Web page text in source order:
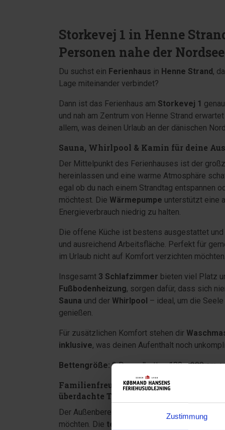
Zustimmung
Storkevej 1 in Henne
Personen nahe der Nordsee
Du suchst ein Ferienhaus in Henne Strand,
Lage miteinander verbindet?
Dann ist das Ferienhaus am Storkevej 1
und nah am Zentrum von Henne Strand
allem, was deinen Urlaub an der dänischen
Sauna, Whirlpool & Kamin für deine
Der Mittelpunkt des Ferienhauses ist der
hereinlassen und eine warme Atmosphäre
egal ob du nach einem Strandtag entspannen
möchtest. Die Wärmepumpe unterstützt eine
Energieverbrauch niedrig zu halten.
Die offene Küche ist bestens ausgestattet
und ausreichend Arbeitsfläche. Perfekt für
im Urlaub nicht auf Komfort verzichten möchten.
Insgesamt 3 Schlafzimmer bieten viel Platz
Fußbodenheizung, sorgen dafür, dass sich
Sauna und der Whirlpool – ideal, um die
genießen.
Für zusätzlichen Komfort stehen dir
inklusive, was deinen Aufenthalt noch
Bettengröße: 2 Doppelbetten 180 x 200 cm
Familienfreundlicher Außenbereich im
überdachte Terrasse
Der Außenbereich des Ferienhauses ist ideal
möchten. Die teilweise überdachte Terrasse